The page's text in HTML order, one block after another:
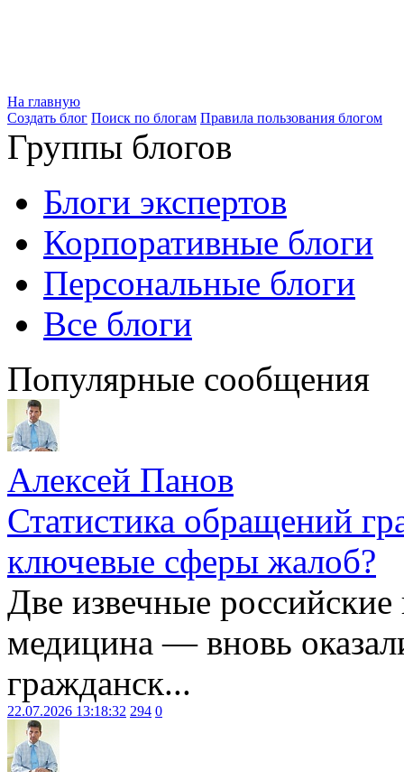
На главную
Создать блог Поиск по блогам Правила пользования блогом
Группы блогов
Блоги экспертов
Корпоративные блоги
Персональные блоги
Все блоги
Популярные сообщения
Алексей Панов
Статистика обращений
ключевые сферы жалоб?
Две извечные
медицина — вновь
гражданск...
22.07.2026 13:18:32 294 0